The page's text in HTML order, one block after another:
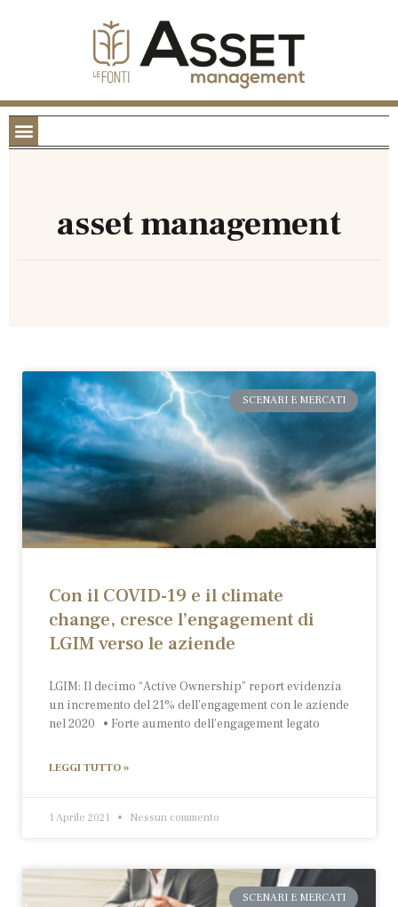
asset management
SCENARI E MERCATI
Con il COVID-19 e il climate
change, cresce l’engagement di
LGIM verso le aziende
LGIM: Il decimo “Active Ownership” report evidenzia
un incremento del 21% dell’engagement con le aziende
nel 2020 • Forte aumento dell’engagement legato
LEGGI TUTTO »
1 Aprile 2021 Nessun commento
SCENARI E MERCATI